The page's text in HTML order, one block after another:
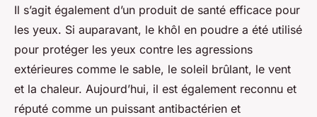
Il s’agit également d’un produit de santé efficace pour
les yeux. Si auparavant, le khôl en poudre a été utilisé
pour protéger les yeux contre les agressions
extérieures comme le sable, le soleil brûlant, le vent
et la chaleur. Aujourd’hui, il est également reconnu et
réputé comme un puissant antibactérien et